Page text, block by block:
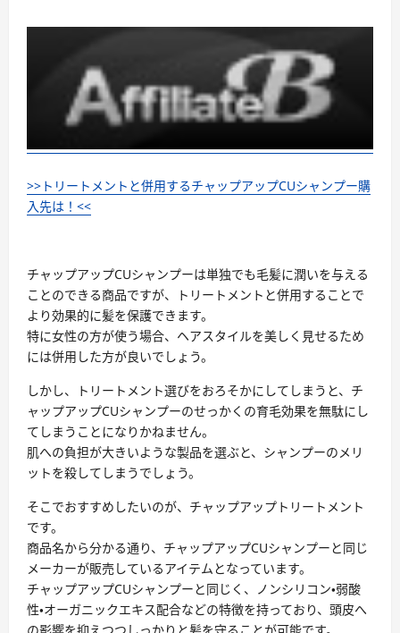
>>トリートメントと併用するチャップアップCUシャンプー購
入先は！<<
チャップアップCUシャンプーは単独でも毛髪に潤いを与える
ことのできる商品ですが、トリートメントと併用することで
より効果的に髪を保護できます。
特に女性の方が使う場合、ヘアスタイルを美しく見せるため
には併用した方が良いでしょう。
しかし、トリートメント選びをおろそかにしてしまうと、チ
ャップアップCUシャンプーのせっかくの育毛効果を無駄にし
てしまうことになりかねません。
肌への負担が大きいような製品を選ぶと、シャンプーのメリ
ットを殺してしまうでしょう。
そこでおすすめしたいのが、チャップアップトリートメント
です。
商品名から分かる通り、チャップアップCUシャンプーと同じ
メーカーが販売しているアイテムとなっています。
チャップアップCUシャンプーと同じく、ノンシリコン・弱酸
性・オーガニックエキス配合などの特徴を持っており、頭皮へ
の影響を抑えつつしっかりと髪を守ることが可能です。